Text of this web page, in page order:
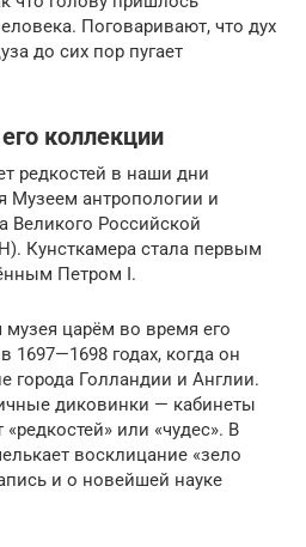
Поговаривают, что дух
до сих пор пугает
коллекции
редкостей в наши дни
Музеем антропологии и
Великого Российской
Кунсткамера стала первым
Петром I.
царём во время его
1697—1698 годах, когда он
города Голландии и Англии.
диковинки — кабинеты
или «чудес». В
восклицание «зело
и о новейшей науке